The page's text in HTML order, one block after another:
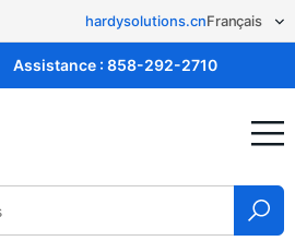
hardysolutions.cn
Assistance : 858-292-2710